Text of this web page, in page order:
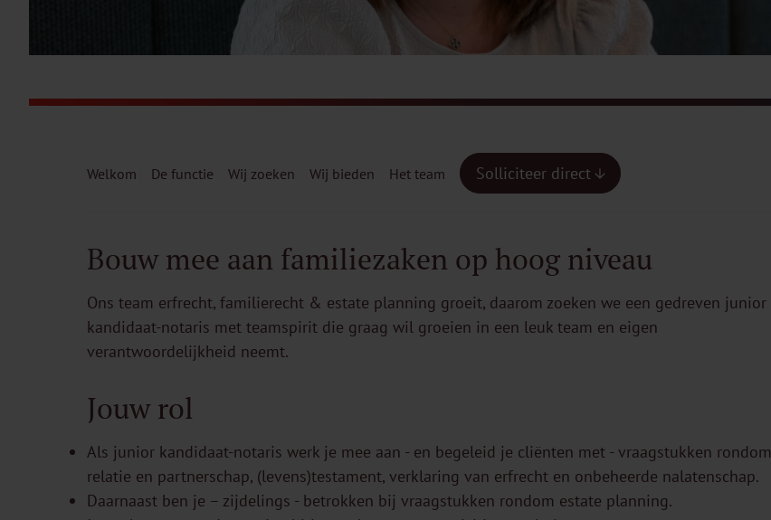
Welkom De functie Wij zoeken Wij bieden Het team Solliciteer direct
Bouw mee aan familiezaken op hoog niveau
Ons team erfrecht, familierecht & estate planning groeit, daarom zoeken we een gedreven junior
kandidaat-notaris met teamspirit die graag wil groeien in een leuk team en eigen
verantwoordelijkheid neemt.
Jouw rol
Als junior kandidaat-notaris werk je mee aan - en begeleid je cliënten met - vraagstukken rondom
relatie en partnerschap, (levens)testament, verklaring van erfrecht en onbeheerde nalatenschap.
Daarnaast ben je – zijdelings - betrokken bij vraagstukken rondom estate planning.